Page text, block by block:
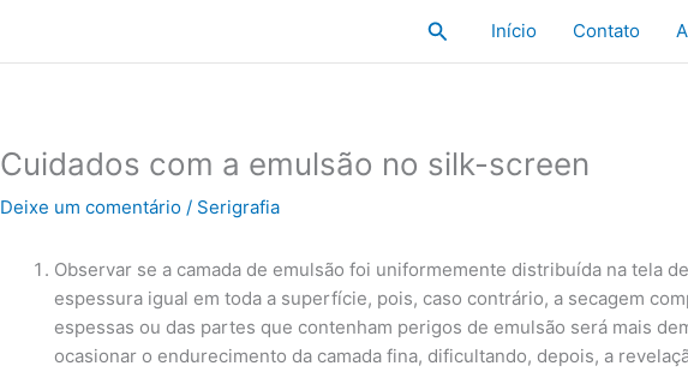
Pesquisar
Início Contato
Cuidados com a emulsão no silk-screen
Deixe um comentário / Serigrafia
Observar se a camada de emulsão foi uniformemente distribuída na tela
espessura igual em toda a superfície, pois, caso contrário, a secagem
espessas ou das partes que contenham perigos de emulsão será mais
ocasionar o endurecimento da camada fina, dificultando, depois, a